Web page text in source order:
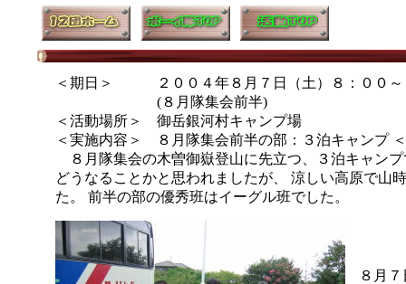
＜期日＞ ２００４年８月７日（土）８：００～
(８月隊集会前半)
＜活動場所＞ 御岳銀河村キャンプ場
＜実施内容＞ ８月隊集会前半の部：３泊キャン
８月隊集会の木曽御嶽登山に先立つ、３泊キャン
どうなることかと思われましたが、 涼しい高原で山
た。 前半の部の優秀班はイーグル班でした。
８月